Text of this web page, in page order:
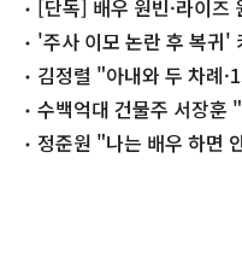
[단독] 배우 원빈·라이즈
'주사 이모 논란 후 복귀'
김정렬 "아내와 두 차례
수백억대 건물주 서장훈
어"정준원 "나는 배우 하면